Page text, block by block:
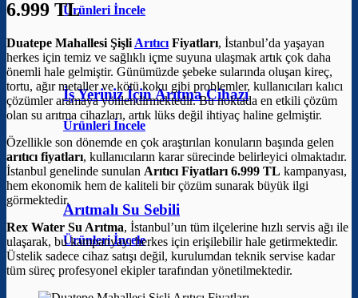
Ürünleri İncele
İş Yeriniz İçin Arıtma Cihazı
Ürünleri İncele
Arıtmalı Su Sebili
Ürünleri İncele
6.999 TL
Duatepe Mahallesi ŞişliArıtıcıFiyatları, İstanbul’da yaşayan
herkes için temiz ve sağlıklı içme suyuna ulaşmak artık çok daha
önemli hale gelmiştir. Günümüzde şebeke sularında oluşan kireç,
tortu, ağır metaller ve kötü koku gibi problemler, kullanıcıları kalıcı
çözümler aramaya yönlendirmektedir. Bu noktada en etkili çözüm
olan su arıtma cihazları, artık lüks değil ihtiyaç haline gelmiştir.
Özellikle son dönemde en çok araştırılan konuların başında gelen
arıtıcı fiyatları, kullanıcıların karar sürecinde belirleyici olmaktadır.
İstanbul genelinde sunulan Arıtıcı Fiyatları 6.999 TL kampanyası,
hem ekonomik hem de kaliteli bir çözüm sunarak büyük ilgi
görmektedir.
Rex Water Su Arıtma, İstanbul’un tüm ilçelerine hızlı servis ağı ile
ulaşarak, bu kampanyayı herkes için erişilebilir hale getirmektedir.
Üstelik sadece cihaz satışı değil, kurulumdan teknik servise kadar
tüm süreç profesyonel ekipler tarafından yönetilmektedir.